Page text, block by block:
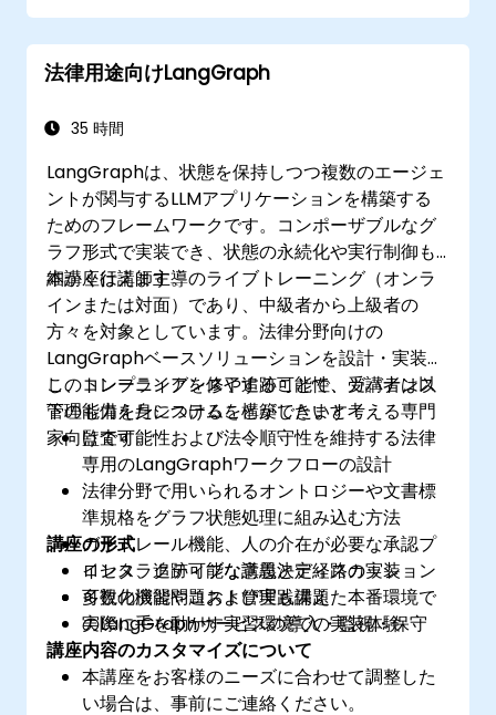
法律用途向けLangGraph
35 時間
LangGraphは、状態を保持しつつ複数のエージェ
ントが関与するLLMアプリケーションを構築する
ためのフレームワークです。コンポーザブルなグ
ラフ形式で実装でき、状態の永続化や実行制御も
細かく行えます。
本講座は講師主導のライブトレーニング（オンラ
インまたは対面）であり、中級者から上級者の
方々を対象としています。法律分野向けの
LangGraphベースソリューションを設計・実装
し、コンプライアンスや追跡可能性、ガバナンス
管理も備えたシステムを構築したいと考える専門
家向けです。
このトレーニングを修了することで、受講者は以
下の能力を身につけることができます：
監査可能性および法令順守性を維持する法律
専用のLangGraphワークフローの設計
法律分野で用いられるオントロジーや文書標
準規格をグラフ状態処理に組み込む方法
ガードレール機能、人の介在が必要な承認プ
ロセス、追跡可能な意思決定経路の実装
​可視化機能やコスト管理も備えた本番環境で
のLangGraphサービスの導入・監視・保守
講座の形式
インタラクティブな講義とディスカッション
多数の演習問題および実践課題
実際に手を動かす実習環境での実装体験
講座内容のカスタマイズについて
本講座をお客様のニーズに合わせて調整した
い場合は、事前にご連絡ください。